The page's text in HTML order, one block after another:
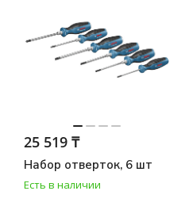
25 519 ₸
Набор отверток, 6 шт
Есть в наличии